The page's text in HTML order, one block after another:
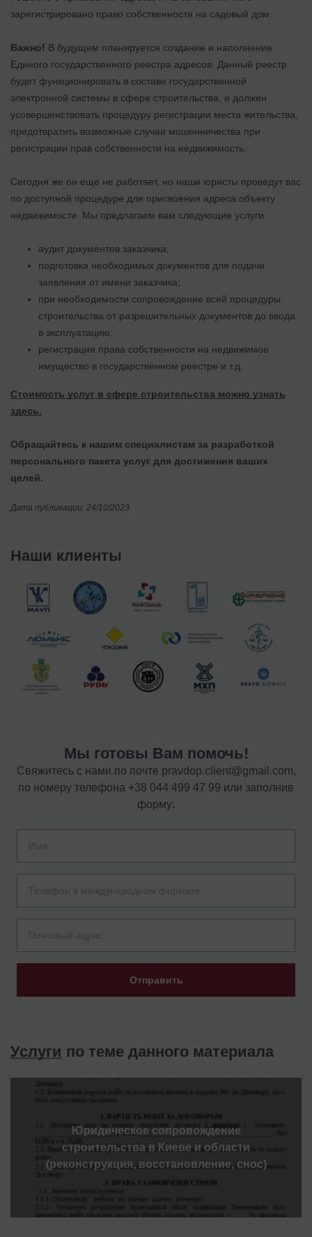
зарегистрировано право собственности на садовый дом.
Важно! В будущем планируется создание и наполнение
Единого государственного реестра адресов. Данный реестр
будет функционировать в составе государственной
электронной системы в сфере строительства, и должен
усовершенствовать процедуру регистрации места жительства,
предотвратить возможные случаи мошенничества при
регистрации прав собственности на недвижимость.
Сегодня же он еще не работает, но наши юристы проведут вас
по доступной процедуре для присвоения адреса объекту
недвижимости. Мы предлагаем вам следующие услуги:
аудит документов заказчика;
подготовка необходимых документов для подачи
заявления от имени заказчика;
при необходимости сопровождение всей процедуры
строительства от разрешительных документов до ввода
в эксплуатацию;
регистрация права собственности на недвижимое
имущество в государственном реестре и т.д.
Стоимость услуг в сфере строительства можно узнать
здесь.
Обращайтесь к нашим специалистам за разработкой
персонального пакета услуг для достижения ваших
целей.
Дата публикации: 24/10/2023
Наши клиенты
Мы готовы Вам помочь!
Свяжитесь с нами по почте pravdop.client@gmail.com,
по номеру телефона +38 044 499 47 99 или заполнив
форму:
Отправить
Услуги по теме данного материала
Юридическое сопровождение
строительства в Киеве и области
(реконструкция, восстановление, снос)